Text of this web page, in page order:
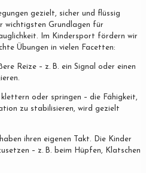
gezielt, sicher und flüssig
wichtigsten Grundlagen für
Im Kindersport fördern wir
Übungen in vielen Facetten:
Reize – z. B. ein Signal oder einen
oder springen – die Fähigkeit,
zu stabilisieren, wird gezielt
ihren eigenen Takt. Die Kinder
– z. B. beim Hüpfen, Klatschen